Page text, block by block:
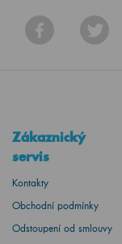
Zákaznický
servis
Kontakty
Obchodní podmínky
Odstoupení od smlouvy